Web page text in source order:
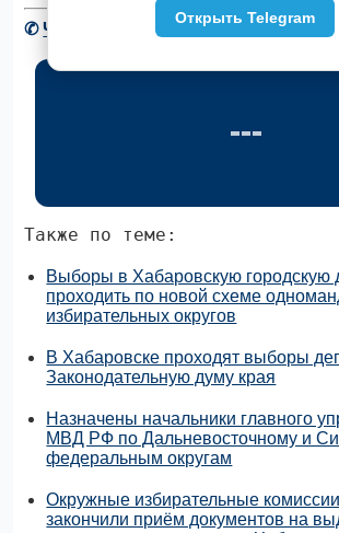
✆Читать новости Хабаровска в
Также по теме:
Выборы в Хабаровскую городскую
проходить по новой схеме
избирательных округов
В Хабаровске проходят выборы
Законодательную думу края
Назначены начальники главного
МВД РФ по Дальневосточному и
федеральным округам
Окружные избирательные
закончили приём документов на
Открыть Telegram